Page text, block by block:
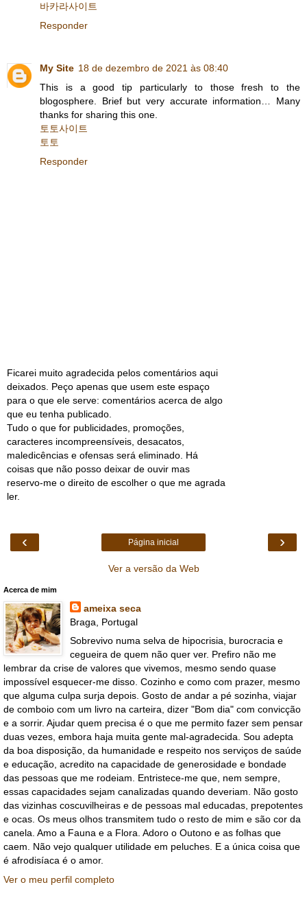
바카라사이트
Responder
My Site 18 de dezembro de 2021 às 08:40
This is a good tip particularly to those fresh to the
blogosphere. Brief but very accurate information… Many
thanks for sharing this one.
토토사이트
토토
Responder
Ficarei muito agradecida pelos comentários aqui
deixados. Peço apenas que usem este espaço
para o que ele serve: comentários acerca de algo
que eu tenha publicado.
Tudo o que for publicidades, promoções,
caracteres incompreensíveis, desacatos,
maledicências e ofensas será eliminado. Há
coisas que não posso deixar de ouvir mas
reservo-me o direito de escolher o que me agrada
ler.
‹ ›
Página inicial
Ver a versão da Web
Acerca de mim
ameixa seca
Braga, Portugal
Sobrevivo numa selva de hipocrisia, burocracia e
cegueira de quem não quer ver. Prefiro não me
lembrar da crise de valores que vivemos, mesmo sendo quase
impossível esquecer-me disso. Cozinho e como com prazer, mesmo
que alguma culpa surja depois. Gosto de andar a pé sozinha, viajar
de comboio com um livro na carteira, dizer "Bom dia" com convicção
e a sorrir. Ajudar quem precisa é o que me permito fazer sem pensar
duas vezes, embora haja muita gente mal-agradecida. Sou adepta
da boa disposição, da humanidade e respeito nos serviços de saúde
e educação, acredito na capacidade de generosidade e bondade
das pessoas que me rodeiam. Entristece-me que, nem sempre,
essas capacidades sejam canalizadas quando deveriam. Não gosto
das vizinhas coscuvilheiras e de pessoas mal educadas, prepotentes
e ocas. Os meus olhos transmitem tudo o resto de mim e são cor da
canela. Amo a Fauna e a Flora. Adoro o Outono e as folhas que
caem. Não vejo qualquer utilidade em peluches. E a única coisa que
é afrodisíaca é o amor.
Ver o meu perfil completo